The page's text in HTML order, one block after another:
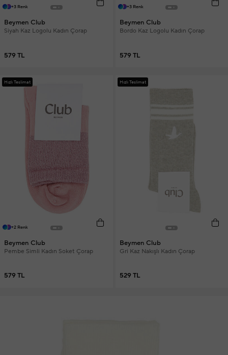
+3 Renk
Beymen Club
Siyah Kaz Logolu Kadın Çorap
579 TL
+3 Renk
Beymen Club
Bordo Kaz Logolu Kadın Çorap
579 TL
Hızlı Teslimat
+2 Renk
Beymen Club
Pembe Simli Kadın Soket Çorap
579 TL
Hızlı Teslimat
Beymen Club
Gri Kaz Nakışlı Kadın Çorap
529 TL